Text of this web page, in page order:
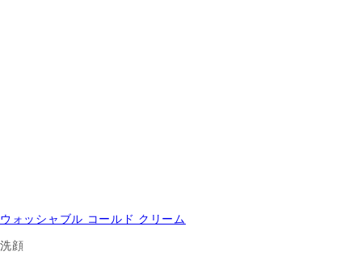
ウォッシャブル コールド クリーム
洗顔